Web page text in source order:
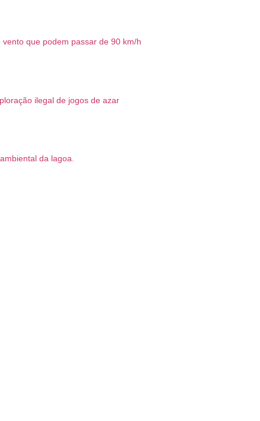
que podem passar de 90 km/h
ilegal de jogos de azar
da lagoa.